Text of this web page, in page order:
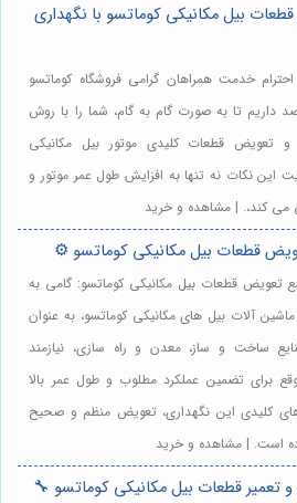
بیل مکانیکی کوماتسو با نگهداری
خدمت همراهان گرامی فروشگاه کوماتسو
داریم تا به صورت گام به گام، شما را با روش
تعویض قطعات کلیدی موتور بیل مکانیکی
این نکات نه تنها به افزایش طول عمر موتور و
کند،. | مشاهده و خرید
قطعات بیل مکانیکی کوماتسو ⚙️
تعویض قطعات بیل مکانیکی کوماتسو: گامی به
آلات بیل های مکانیکی کوماتسو، به عنوان
ساخت و ساز، معدن و راه سازی، نیازمند
برای تضمین عملکرد مطلوب و طول عمر بالا
کلیدی این نگهداری، تعویض منظم و صحیح
است. | مشاهده و خرید
تعمیر قطعات بیل مکانیکی کوماتسو 🔧